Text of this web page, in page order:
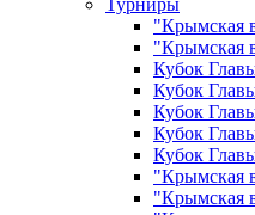
Турниры
"Крымская
"Крымская
Кубок
Кубок
Кубок
Кубок
Кубок
"Крымская
"Крымская